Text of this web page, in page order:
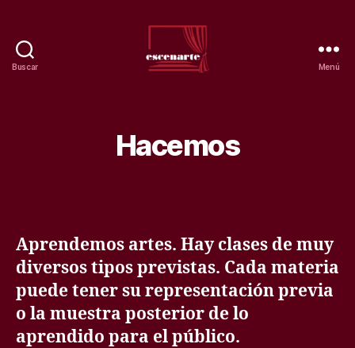
Buscar
artes.
Menú
Hacemos
Aprendemos artes. Hay clases de muy
diversos tipos previstas. Cada materia
puede tener su representación previa
o la muestra posterior de lo
aprendido para el público.